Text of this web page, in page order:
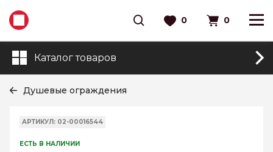
0 0
Каталог товаров
Душевые ограждения
АРТИКУЛ: 02-00016544
ЕСТЬ В НАЛИЧИИ